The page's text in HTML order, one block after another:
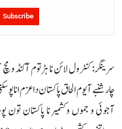
Subscribe
سرینگر: کنٹرول لائن نا ہڑتوم آکنڈ و
چارشنبے آ یوم الحاق پاکستان داعزم انا
آجوئی و جموں وکشمیر نا پاکستان تون